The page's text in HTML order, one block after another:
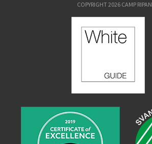
COPYRIGHT 2026 CAMP RIPAN